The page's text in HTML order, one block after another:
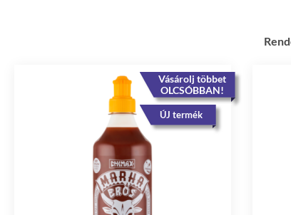
Vásárolj többet
OLCSÓBBAN!
ÚJ termék